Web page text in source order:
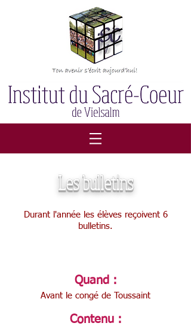
Les bulletins
Durant l'année les élèves reçoivent 6
bulletins.
Quand :
Avant le congé de Toussaint
Contenu :